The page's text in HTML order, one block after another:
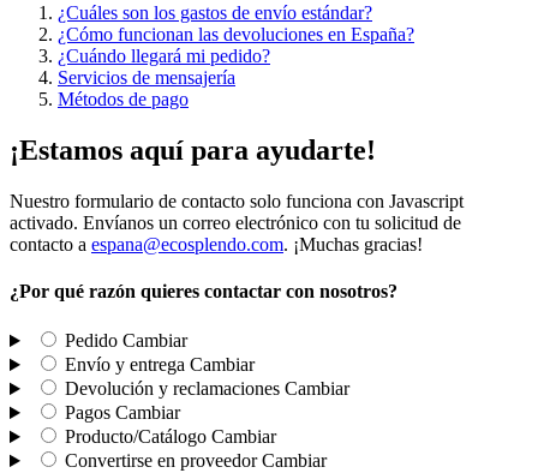
¿Cuáles son los gastos de envío estándar?
¿Cómo funcionan las devoluciones en España?
¿Cuándo llegará mi pedido?
Servicios de mensajería
Métodos de pago
¡Estamos aquí para ayudarte!
Nuestro formulario de contacto solo funciona con Javascript
activado. Envíanos un correo electrónico con tu solicitud de
contacto a espana@ecosplendo.com. ¡Muchas gracias!
¿Por qué razón quieres contactar con nosotros?
Pedido Cambiar
Envío y entrega Cambiar
Devolución y reclamaciones Cambiar
Pagos Cambiar
Producto/Catálogo Cambiar
Convertirse en proveedor Cambiar